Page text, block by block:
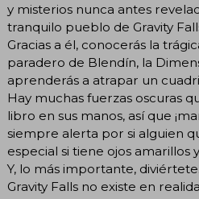
y misterios nunca antes
tranquilo pueblo de Gravity
Gracias a él, conocerás la
paradero de Blendín, la
aprenderás a atrapar un
Hay muchas fuerzas oscuras
libro en sus manos, así que
siempre alerta por si alguien
especial si tiene ojos amarillos
Y, lo más importante,
Gravity Falls no existe en